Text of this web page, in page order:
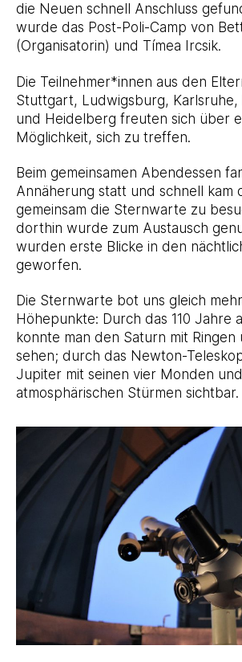
die Neuen schnell Anschluss
wurde das Post-Poli-Camp von
(Organisatorin) und Tímea Ircsik.
Die Teilnehmer*innen aus den
Stuttgart, Ludwigsburg, Karlsruhe,
und Heidelberg freuten sich über
Möglichkeit, sich zu treffen.
Beim gemeinsamen Abendessen
Annäherung statt und schnell kam
gemeinsam die Sternwarte zu
dorthin wurde zum Austausch
wurden erste Blicke in den
geworfen.
Die Sternwarte bot uns gleich
Höhepunkte: Durch das 110 Jahre
konnte man den Saturn mit
sehen; durch das Newton-
Jupiter mit seinen vier Monden
atmosphärischen Stürmen sichtbar.